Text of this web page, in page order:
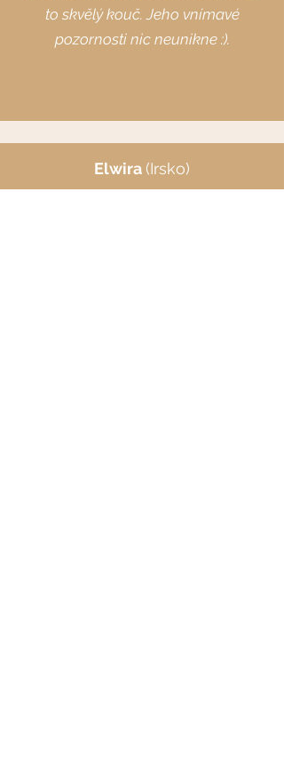
to skvělý kouč. Jeho vnímavé
pozornosti nic neunikne :).
Elwira (Irsko)